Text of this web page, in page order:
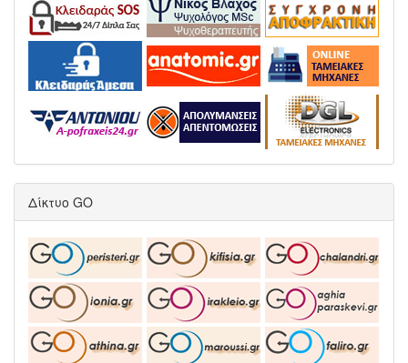
Δίκτυο GO